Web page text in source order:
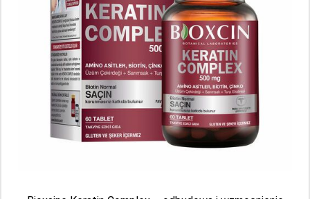
Producent: BIOTA PHARMA
Aktualnie brak